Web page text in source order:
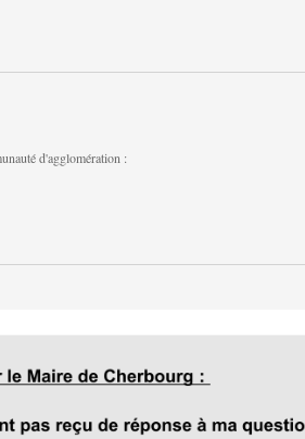
d'agglomération :